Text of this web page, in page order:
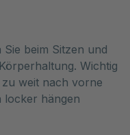
Sie beim Sitzen und
Wichtig
weit nach vorne
locker hängen